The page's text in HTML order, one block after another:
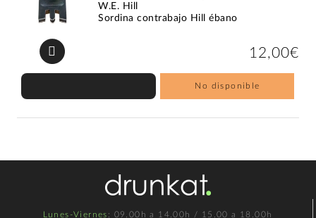
W.E. Hill
Sordina contrabajo Hill ébano
12,00€
No disponible
Lunes-Viernes : 09.00h a 14.00h / 15.00 a 18.00h